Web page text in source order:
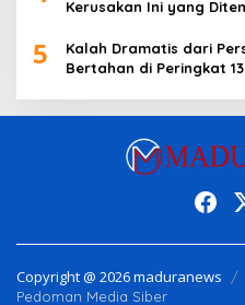
Kerusakan Ini yang
5
Kalah Dramatis dari
Bertahan di Peringkat 13
Copyright @ 2026 maduranews
Pedoman Media Siber